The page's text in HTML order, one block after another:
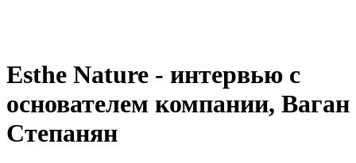
Esthe Nature - интервью с
основателем компании, Ваган
Степанян